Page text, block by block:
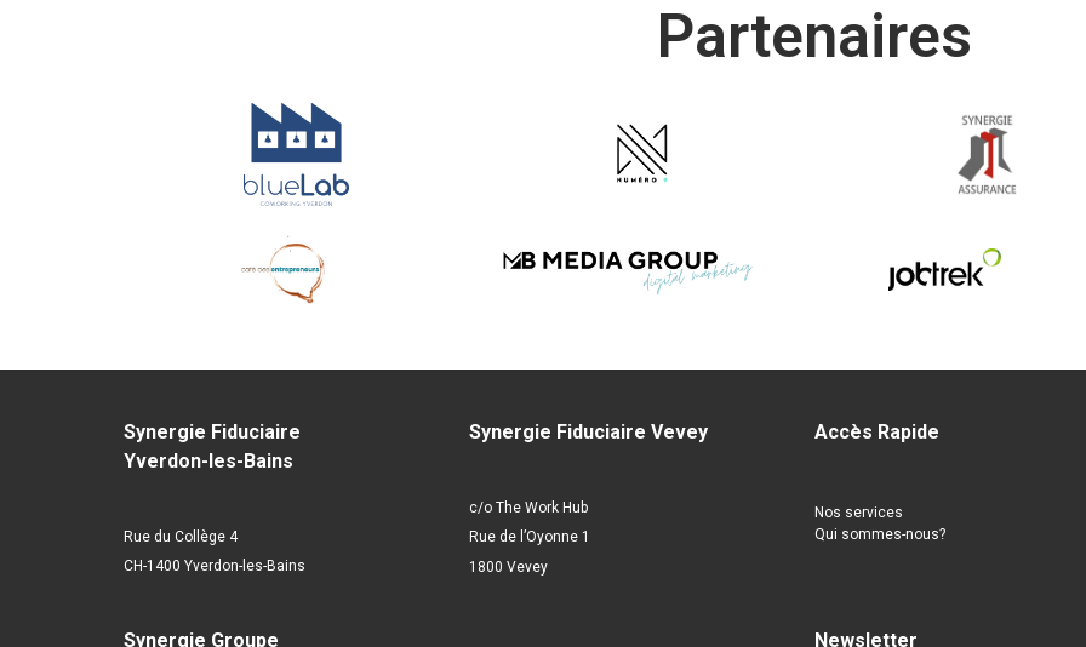
Partenaires
Synergie Fiduciaire
Yverdon-les-Bains
Rue du Collège 4
CH-1400 Yverdon-les-Bains
Synergie Fiduciaire Vevey
c/o The Work Hub
Rue de l’Oyonne 1
1800 Vevey
Accès Rapide
Nos services
Qui sommes-nous?
Synergie Groupe Newsletter